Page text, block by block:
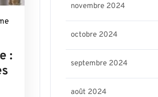
plombierparis17-
:
novembre 2024
octobre 2024
septembre 2024
août 2024